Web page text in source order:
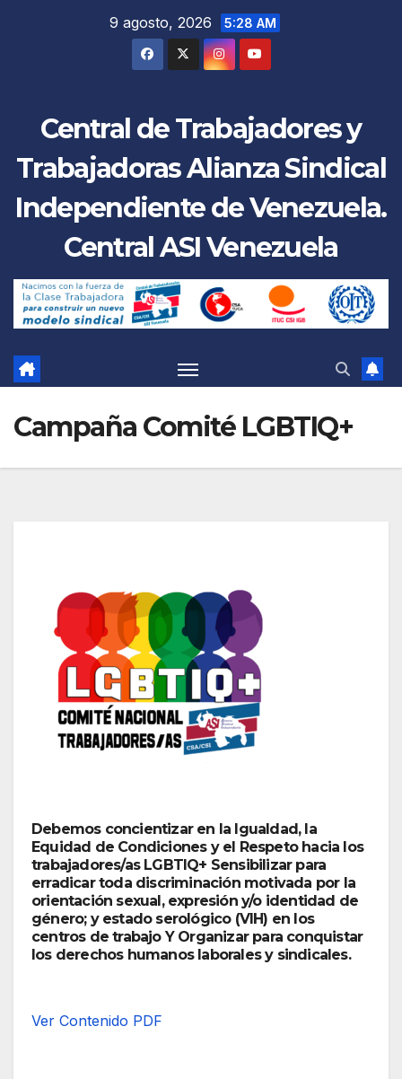
9 agosto, 2026 5:28 AM
Central de Trabajadores y
Trabajadoras Alianza Sindical
Independiente de Venezuela.
Central ASI Venezuela
Campaña Comité LGBTIQ+
Debemos concientizar en la Igualdad, la
Equidad de Condiciones y el Respeto hacia los
trabajadores/as LGBTIQ+ Sensibilizar para
erradicar toda discriminación motivada por la
orientación sexual, expresión y/o identidad de
género; y estado serológico (VIH) en los
centros de trabajo Y Organizar para conquistar
los derechos humanos laborales y sindicales.
Ver Contenido PDF